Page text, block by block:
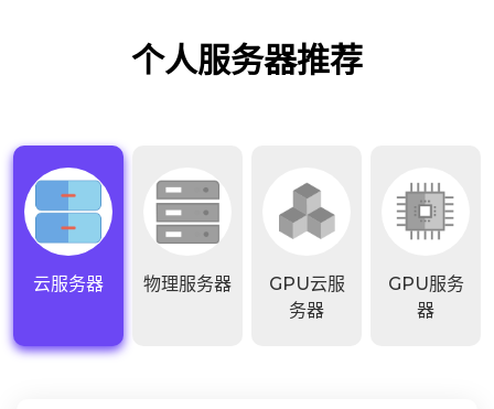
个人服务器推荐
云服务器 物理服务器
GPU云服
务器
GPU服务
器